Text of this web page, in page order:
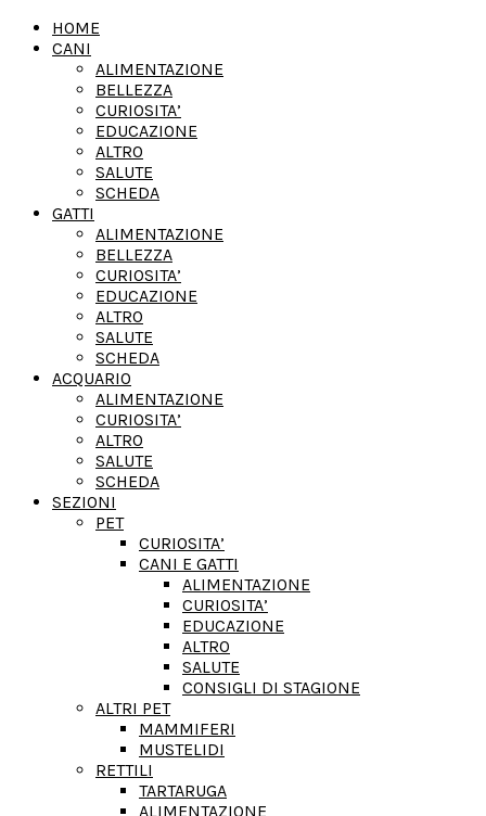
HOME
CANI
ALIMENTAZIONE
BELLEZZA
CURIOSITA’
EDUCAZIONE
ALTRO
SALUTE
SCHEDA
GATTI
ALIMENTAZIONE
BELLEZZA
CURIOSITA’
EDUCAZIONE
ALTRO
SALUTE
SCHEDA
ACQUARIO
ALIMENTAZIONE
CURIOSITA’
ALTRO
SALUTE
SCHEDA
SEZIONI
PET
CURIOSITA’
CANI E GATTI
ALIMENTAZIONE
CURIOSITA’
EDUCAZIONE
ALTRO
SALUTE
CONSIGLI DI STAGIONE
ALTRI PET
MAMMIFERI
MUSTELIDI
RETTILI
TARTARUGA
ALIMENTAZIONE